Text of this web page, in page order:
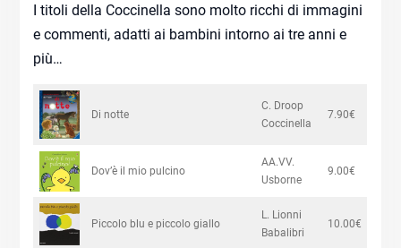
I titoli della Coccinella sono molto ricchi di immagini
e commenti, adatti ai bambini intorno ai tre anni e
più…
Di notte
C. Droop
Coccinella
7.90€
Dov’è il mio pulcino
AA.VV.
Usborne
9.00€
Piccolo blu e piccolo giallo
L. Lionni
Babalibri
10.00€